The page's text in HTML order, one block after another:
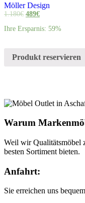
Möller Design
1.180€ 489€
Ihre Ersparnis: 59%
Produkt reservieren
Warum
Weil wir Qualitätsmöbel
besten Sortiment bieten.
Anfahrt:
Sie erreichen uns